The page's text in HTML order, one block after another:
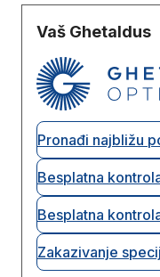
Vaš Ghetaldus
Pronađi najbližu
Besplatna
Besplatna
Zakazivanje